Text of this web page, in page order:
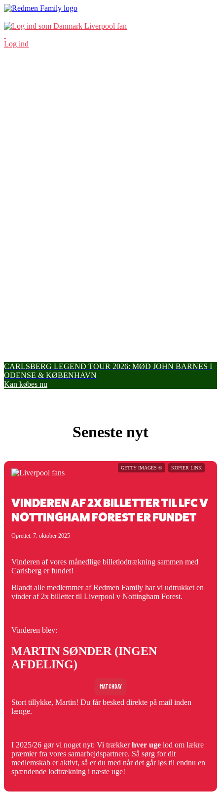
MATCHDAY
Log ind
CARLSBERG LEGEND TOUR 2026: MØD JOHN BARNES I
ODENSE & KØBENHAVN
Kan købes nu
Seneste nyt
GETTY IMAGES © KOPIER LINK
VINDEREN AF 2X BILLETTER TIL LFC V
NOTTINGHAM FOREST ER FUNDET
Oprettet: 7. oktober 2025
Vinderen af vores månedlige billetlodtrækning sammen med
Carlsberg er fundet!
Blandt alle medlemmer af Redmen Family har vi udtrukket en
vinder af 2x billetter til Liverpool v Nottingham Forest.
Vinderen blev:
MARTIN SØNDER (INGEN
AFDELING)
Stort tillykke, Martin! Du får besked direkte på mail inden
længe.
I 2025/26 gør vi noget nyt: Vi trækkerhver uge lod om lækre
præmier fra vores samarbejdspartnere. Så sørg for dit
medlemskab er aktivt, så er du med når det går løs til endnu en
spændende lodtrækning i næste uge!